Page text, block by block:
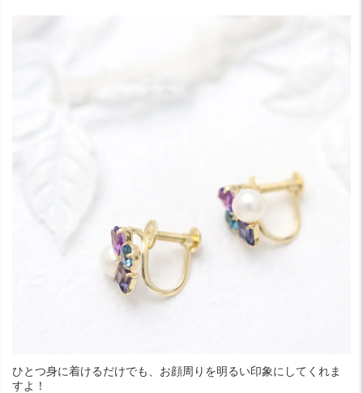
ひとつ身に着けるだけでも、お顔周りを明るい印象にしてくれま
すよ！